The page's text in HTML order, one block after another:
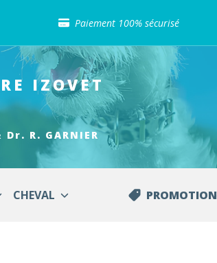
Paiement 100% sécurisé
Retour gratuit en clinique
Sélection de croquettes vétérinaire
Paiement 100% sécurisé
Livraison gratuite en clinique vétérinaire
Retour gratuit en clinique
Sélection de croquettes vétérinaire
IZOVET
R. GARNIER
CHEVAL